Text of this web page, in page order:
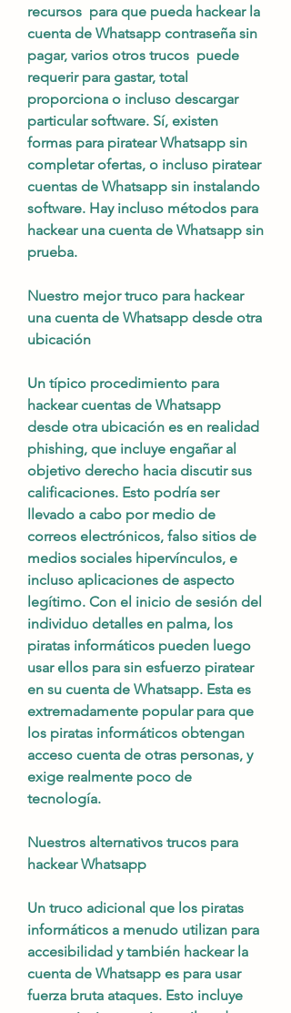
recursos  para que pueda hackear la
cuenta de Whatsapp contraseña sin
pagar, varios otros trucos  puede
requerir para gastar, total
proporciona o incluso descargar
particular software. Sí, existen
formas para piratear Whatsapp sin
completar ofertas, o incluso piratear
cuentas de Whatsapp sin instalando
software. Hay incluso métodos para
hackear una cuenta de Whatsapp sin
prueba.
Nuestro mejor truco para hackear
una cuenta de Whatsapp desde otra
ubicación
Un típico procedimiento para
hackear cuentas de Whatsapp
desde otra ubicación es en realidad
phishing, que incluye engañar al
objetivo derecho hacia discutir sus
calificaciones. Esto podría ser
llevado a cabo por medio de
correos electrónicos, falso sitios de
medios sociales hipervínculos, e
incluso aplicaciones de aspecto
legítimo. Con el inicio de sesión del
individuo detalles en palma, los
piratas informáticos pueden luego
usar ellos para sin esfuerzo piratear
en su cuenta de Whatsapp. Esta es
extremadamente popular para que
los piratas informáticos obtengan
acceso cuenta de otras personas, y
exige realmente poco de
tecnología.
Nuestros alternativos trucos para
hackear Whatsapp
Un truco adicional que los piratas
informáticos a menudo utilizan para
accesibilidad y también hackear la
cuenta de Whatsapp es para usar
fuerza bruta ataques. Esto incluye